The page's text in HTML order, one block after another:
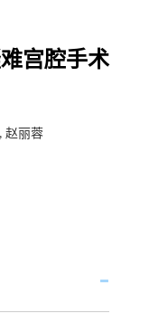
宫腔手术
赵丽蓉